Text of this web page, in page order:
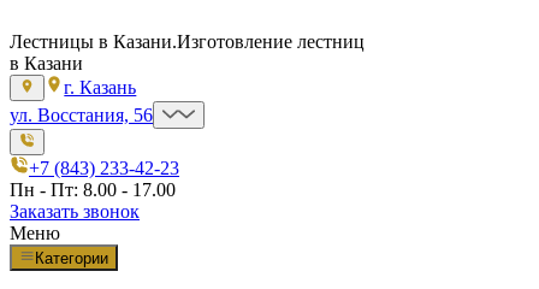
Лестницы в Казани.Изготовление лестниц
в Казани
г. Казань
ул. Восстания, 56
+7 (843) 233-42-23
Пн - Пт: 8.00 - 17.00
Заказать звонок
Меню
Категории